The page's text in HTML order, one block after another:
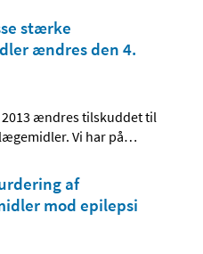
stærke
ændres den 4.
ændres tilskuddet til
Vi har på…
af
mod epilepsi